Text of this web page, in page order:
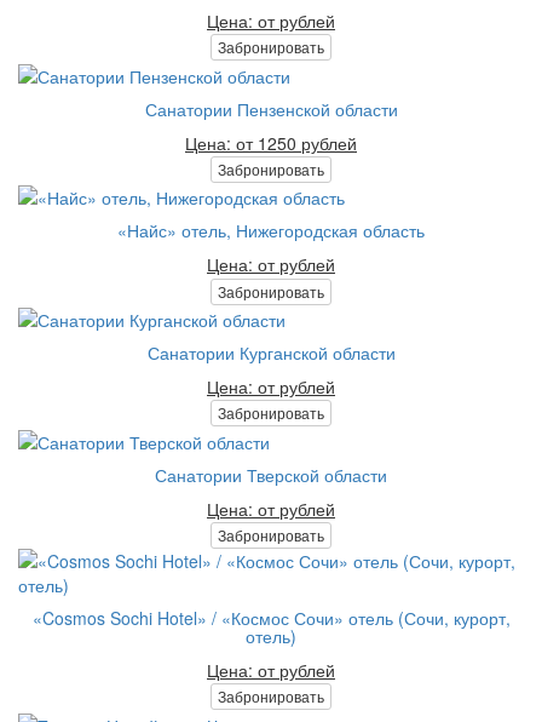
Цена: от рублей
Забронировать
Санатории Пензенской области
Цена: от 1250 рублей
Забронировать
«Найс» отель, Нижегородская область
Цена: от рублей
Забронировать
Санатории Курганской области
Цена: от рублей
Забронировать
Санатории Тверской области
Цена: от рублей
Забронировать
«Cosmos Sochi Hotel» / «Космос Сочи» отель (Сочи, курорт,
отель)
Цена: от рублей
Забронировать